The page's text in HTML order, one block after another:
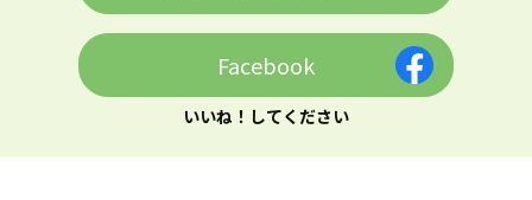
Facebook
いいね！してください